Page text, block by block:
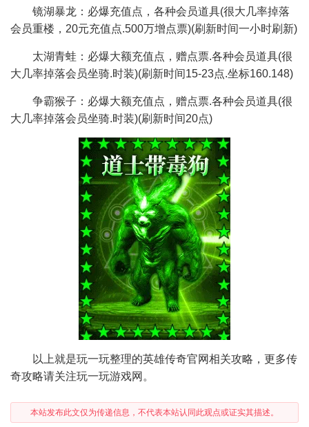
镜湖暴龙：必爆充值点，各种会员道具(很大几率掉落
会员重楼，20元充值点.500万增点票)(刷新时间一小时刷新)
太湖青蛙：必爆大额充值点，赠点票.各种会员道具(很
大几率掉落会员坐骑.时装)(刷新时间15-23点.坐标160.148)
争霸猴子：必爆大额充值点，赠点票.各种会员道具(很
大几率掉落会员坐骑.时装)(刷新时间20点)
以上就是玩一玩整理的英雄传奇官网相关攻略，更多传
奇攻略请关注玩一玩游戏网。
本站发布此文仅为传递信息，不代表本站认同此观点或证实其描述。